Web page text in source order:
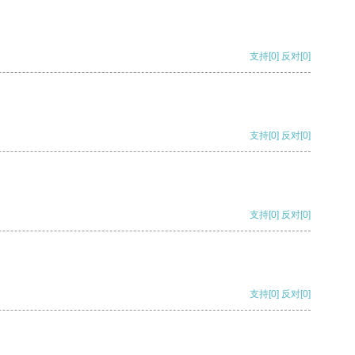
支持[0] 反对[0]
支持[0] 反对[0]
支持[0] 反对[0]
支持[0] 反对[0]